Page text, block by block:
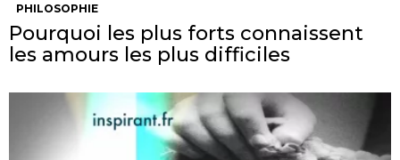
PHILOSOPHIE
Pourquoi les plus forts connaissent
les amours les plus difficiles